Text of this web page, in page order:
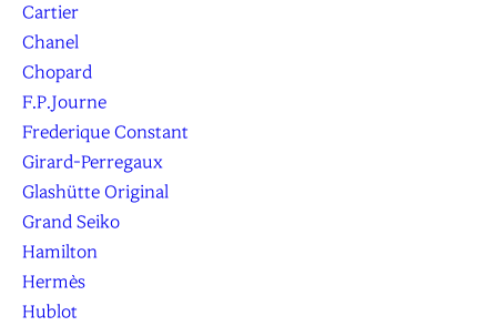
Cartier
Chanel
Chopard
F.P.Journe
Frederique Constant
Girard-Perregaux
Glashütte Original
Grand Seiko
Hamilton
Hermès
Hublot